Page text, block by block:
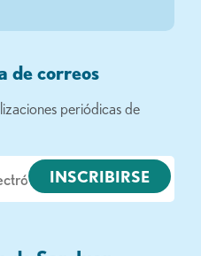
de correos
periódicas de